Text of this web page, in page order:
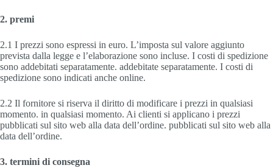
2. premi
2.1 I prezzi sono espressi in euro. L’imposta sul valore aggiunto
prevista dalla legge e l’elaborazione sono incluse. I costi di spedizione
sono addebitati separatamente. addebitate separatamente. I costi di
spedizione sono indicati anche online.
2.2 Il fornitore si riserva il diritto di modificare i prezzi in qualsiasi
momento. in qualsiasi momento. Ai clienti si applicano i prezzi
pubblicati sul sito web alla data dell’ordine. pubblicati sul sito web alla
data dell’ordine.
3. termini di consegna